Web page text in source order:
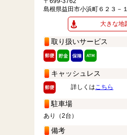
島根県益田市小浜町６２３－１
大きな地
取り扱いサービス
キャッシュレス
詳しくはこちら
駐車場
あり（2台）
備考